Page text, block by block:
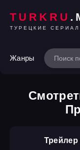
TURKRU
ТУРЕЦКИЕ
Жанры
Трейлер